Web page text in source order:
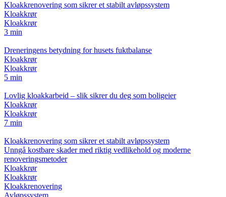
Kloakkrenovering som sikrer et stabilt avløpssystem
Kloakkrør
Kloakkrør
3 min
Dreneringens betydning for husets fuktbalanse
Kloakkrør
Kloakkrør
5 min
Lovlig kloakkarbeid – slik sikrer du deg som boligeier
Kloakkrør
Kloakkrør
7 min
Kloakkrenovering som sikrer et stabilt avløpssystem
Unngå kostbare skader med riktig vedlikehold og moderne
renoveringsmetoder
Kloakkrør
Kloakkrør
Kloakkrenovering